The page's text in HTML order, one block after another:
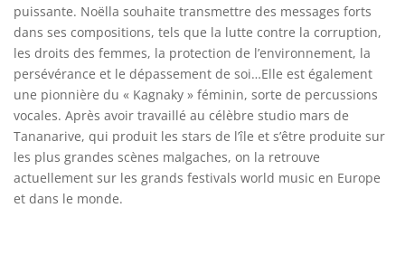
puissante. Noëlla souhaite transmettre des messages forts
dans ses compositions, tels que la lutte contre la corruption,
les droits des femmes, la protection de l’environnement, la
persévérance et le dépassement de soi…Elle est également
une pionnière du « Kagnaky » féminin, sorte de percussions
vocales. Après avoir travaillé au célèbre studio mars de
Tananarive, qui produit les stars de l’île et s’être produite sur
les plus grandes scènes malgaches, on la retrouve
actuellement sur les grands festivals world music en Europe
et dans le monde.